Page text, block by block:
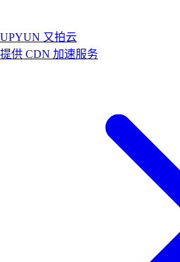
UPYUN 又拍云
提供 CDN 加速服务